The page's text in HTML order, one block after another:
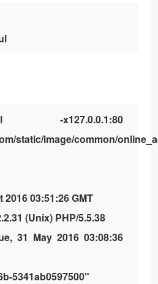
static/image/common/
2016 03:51:26 GMT
(Unix) PHP/5.5.38
31 May 2016 03:08:36
5341ab0597500"